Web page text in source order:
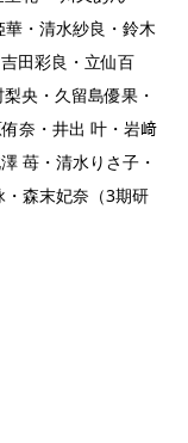
・清水紗良・鈴木
田彩良・立仙百
央・久留島優果・
奈・井出 叶・岩﨑
苺・清水りさ子・
森末妃奈（3期研